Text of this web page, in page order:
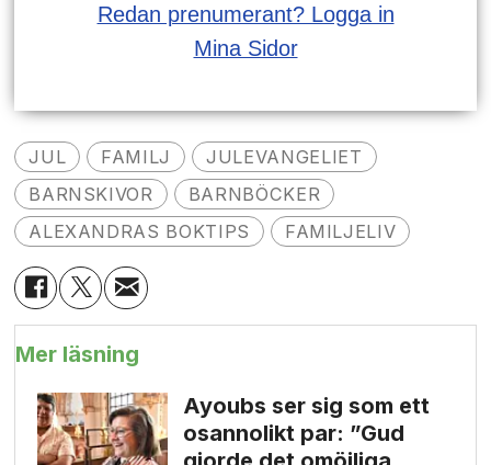
Redan prenumerant? Logga in
Mina Sidor
JUL FAMILJ
JULEVANGELIET
BARNSKIVOR
BARNBÖCKER
ALEXANDRAS BOKTIPS
FAMILJELIV
Mer läsning
Ayoubs ser sig som ett
osannolikt par: ”Gud